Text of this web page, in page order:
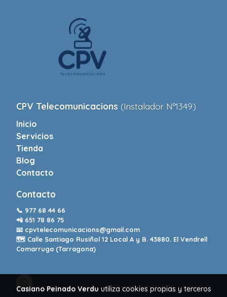
CPV Telecomunicacions (Instalador Nº1349)
Inicio
Servicios
Tienda
Blog
Contacto
Contacto
📞 977 68 44 66
📲 651 78 86 75
📧 cpvtelecomunicacions@gmail.com
🗺️ Calle Santiago Rusiñol 12 Local A y B. 43880. El Vendrell
Comarruga (Tarragona)
Casiano Peinado Verdu utiliza cookies propias y terceros